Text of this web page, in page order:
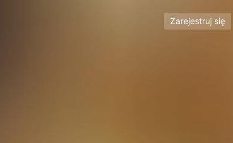
Zarejestruj się